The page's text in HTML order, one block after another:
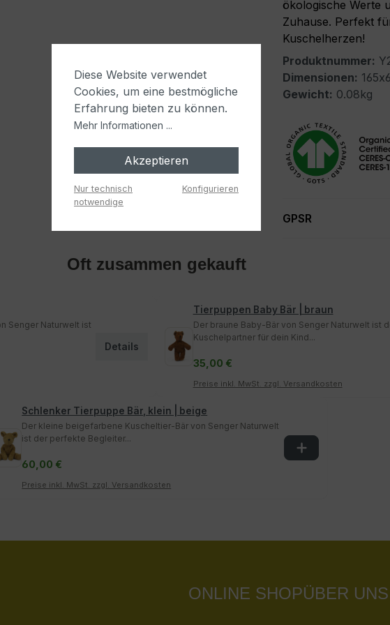
ökologische Werte
Zuhause. Perfekt
Kuschelherzen!
Produktnummer:
Dimensionen:
Gewicht: 0.08kg
GPSR
Oft zusammen gekauft
Senger Naturwelt ist
Details
Tierpuppen Baby Bär | braun
Der braune Baby-Bär von Senger Naturwelt ist
Kuschelpartner für dein Kind...
35,00 €
Preise inkl. MwSt. zzgl. Versandkosten
Schlenker Tierpuppe Bär, klein | beige
Der kleine beigefarbene Kuscheltier-Bär von Senger Naturwelt
ist der perfekte Begleiter...
60,00 €
Preise inkl. MwSt. zzgl. Versandkosten
ONLINE SHOPÜBER UNS
Diese Website verwendet
Cookies, um eine bestmögliche
Erfahrung bieten zu können.
Mehr Informationen ...
Akzeptieren
Nur technisch
notwendige
Konfigurieren